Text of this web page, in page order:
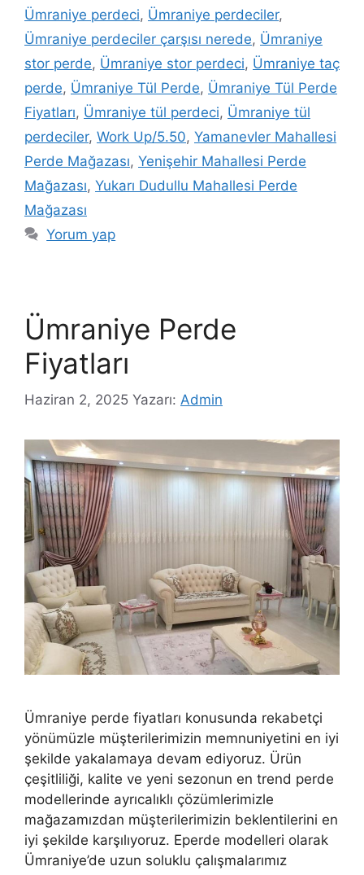
Ümraniye perdeci, Ümraniye perdeciler,
Ümraniye perdeciler çarşısı nerede, Ümraniye
stor perde, Ümraniye stor perdeci, Ümraniye taç
perde, Ümraniye Tül Perde, Ümraniye Tül Perde
Fiyatları, Ümraniye tül perdeci, Ümraniye tül
perdeciler, Work Up/5.50, Yamanevler Mahallesi
Perde Mağazası, Yenişehir Mahallesi Perde
Mağazası, Yukarı Dudullu Mahallesi Perde
Mağazası
Yorum yap
Ümraniye Perde
Fiyatları
Haziran 2, 2025 Yazarı: Admin
Ümraniye perde fiyatları konusunda rekabetçi
yönümüzle müşterilerimizin memnuniyetini en iyi
şekilde yakalamaya devam ediyoruz. Ürün
çeşitliliği, kalite ve yeni sezonun en trend perde
modellerinde ayrıcalıklı çözümlerimizle
mağazamızdan müşterilerimizin beklentilerini en
iyi şekilde karşılıyoruz. Eperde modelleri olarak
Ümraniye’de uzun soluklu çalışmalarımız